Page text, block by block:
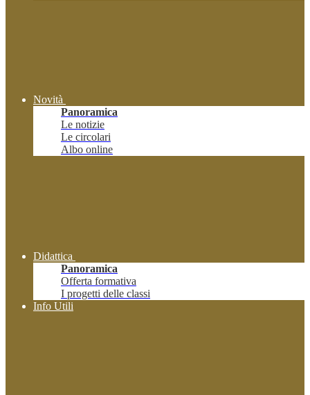
Novità
Panoramica
Le notizie
Le circolari
Albo online
Didattica
Panoramica
Offerta formativa
I progetti delle classi
Info Utili